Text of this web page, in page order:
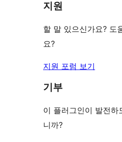
지원
할 말 있으신가요? 도
요?
지원 포럼 보기
기부
이 플러그인이 발전하
니까?